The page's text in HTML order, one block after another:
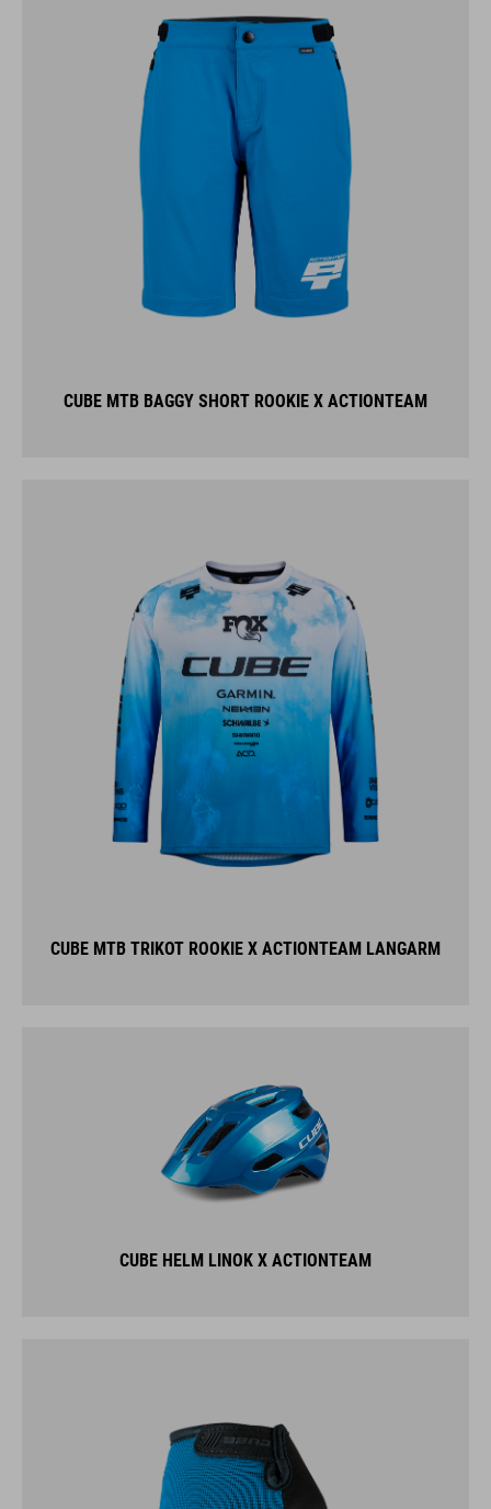
CUBE MTB BAGGY SHORT ROOKIE X ACTIONTEAM
CUBE MTB TRIKOT ROOKIE X ACTIONTEAM LANGARM
CUBE HELM LINOK X ACTIONTEAM